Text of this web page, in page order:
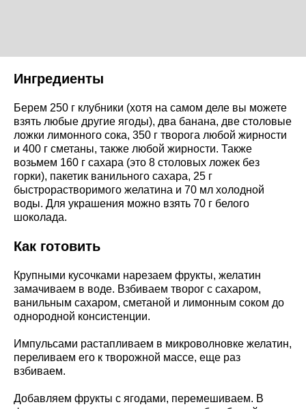
Ингредиенты
Берем 250 г клубники (хотя на самом деле вы можете
взять любые другие ягоды), два банана, две столовые
ложки лимонного сока, 350 г творога любой жирности
и 400 г сметаны, также любой жирности. Также
возьмем 160 г сахара (это 8 столовых ложек без
горки), пакетик ванильного сахара, 25 г
быстрорастворимого желатина и 70 мл холодной
воды. Для украшения можно взять 70 г белого
шоколада.
Как готовить
Крупными кусочками нарезаем фрукты, желатин
замачиваем в воде. Взбиваем творог с сахаром,
ванильным сахаром, сметаной и лимонным соком до
однородной консистенции.
Импульсами растапливаем в микроволновке желатин,
переливаем его к творожной массе, еще раз
взбиваем.
Добавляем фрукты с ягодами, перемешиваем. В